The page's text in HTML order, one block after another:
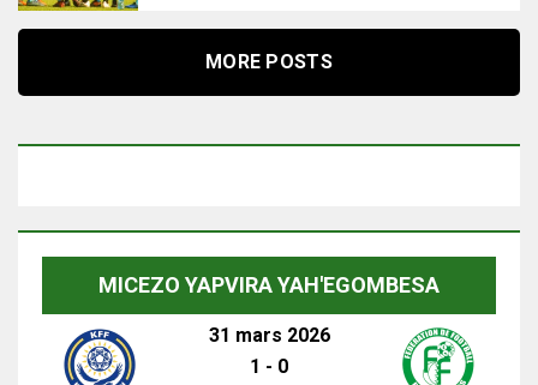
MORE POSTS
MICEZO YAPVIRA YAH'EGOMBESA
31 mars 2026
1 - 0